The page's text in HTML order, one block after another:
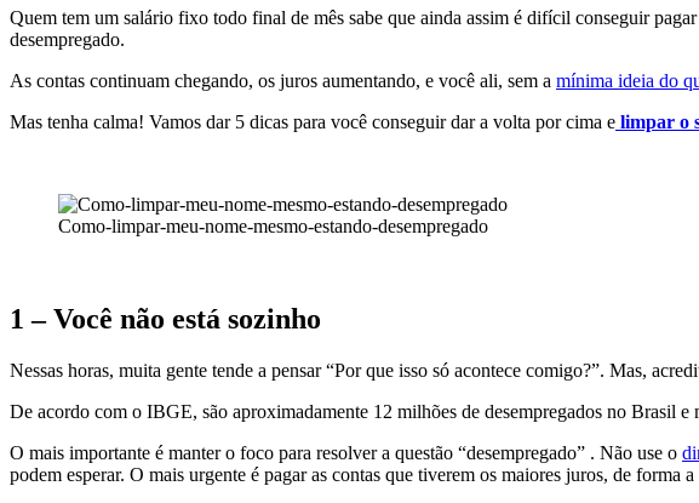
Quem tem um salário fixo todo final de mês sabe que ainda assim é difícil conseguir
desempregado.
As contas continuam chegando, os juros aumentando, e você ali, sem a mínima ideia do
Mas tenha calma! Vamos dar 5 dicas para você conseguir dar a volta por cima e limpar o
Como-limpar-meu-nome-mesmo-estando-desempregado
1 – Você não está sozinho
Nessas horas, muita gente tende a pensar “Por que isso só acontece comigo?”. Mas,
De acordo com o IBGE, são aproximadamente 12 milhões de desempregados no Brasil e
O mais importante é manter o foco para resolver a questão “desempregado” . Não use o
podem esperar. O mais urgente é pagar as contas que tiverem os maiores juros, de forma